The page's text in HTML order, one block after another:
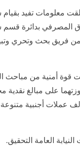
معلومات تفيد بقيام
المصرفي بدائرة قسم
فريق بحث وتحري
قوة أمنية من
على مبالغ نقدية
يقارب الـ 50 ألف جنيه و30 ألف
العامة التحقيق.